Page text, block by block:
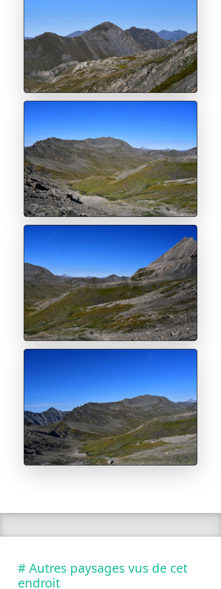
# Autres paysages vus de cet
endroit